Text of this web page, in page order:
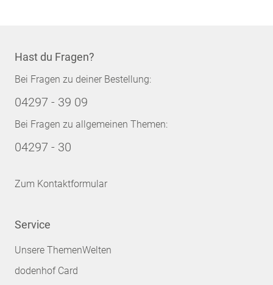
Hast du Fragen?
Bei Fragen zu deiner Bestellung:
04297 - 39 09
Bei Fragen zu allgemeinen Themen:
04297 - 30
Zum Kontaktformular
Service
Unsere ThemenWelten
dodenhof Card